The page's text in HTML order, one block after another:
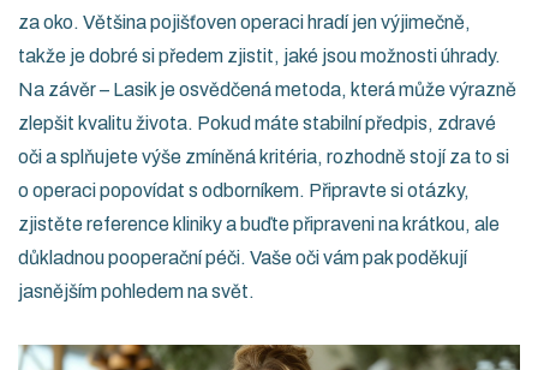
za oko. Většina pojišťoven operaci hradí jen výjimečně,
takže je dobré si předem zjistit, jaké jsou možnosti úhrady.
Na závěr – Lasik je osvědčená metoda, která může výrazně
zlepšit kvalitu života. Pokud máte stabilní předpis, zdravé
oči a splňujete výše zmíněná kritéria, rozhodně stojí za to si
o operaci popovídat s odborníkem. Připravte si otázky,
zjistěte reference kliniky a buďte připraveni na krátkou, ale
důkladnou pooperační péči. Vaše oči vám pak poděkují
jasnějším pohledem na svět.